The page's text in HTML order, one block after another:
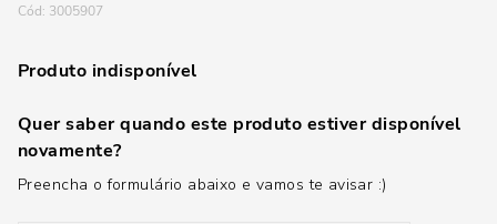
: 3005907
Produto indisponível
Quer saber quando este produto estiver disponível
novamente?
Preencha o formulário abaixo e vamos te avisar :)